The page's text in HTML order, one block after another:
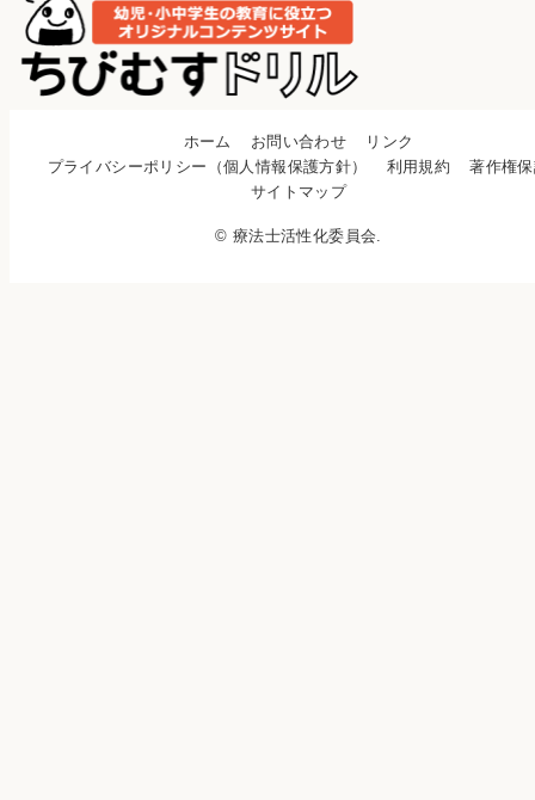
ホーム お問い合わせ
リンク
プライバシーポリシー（個人情報保護方針）
利用規約
著作権
サイトマップ
© 療法士活性化委員会.